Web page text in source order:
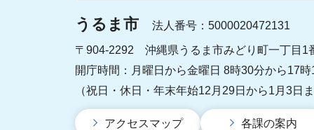
うるま市 法人番号：5000020472131
〒904-2292 沖縄県うるま市みどり町一丁目1
開庁時間：月曜日から金曜日 8時30分から17
（祝日・休日・年末年始12月29日から1月3日
アクセスマップ 各課の案内